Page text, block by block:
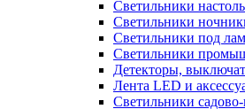
Светильники
Светильники
Светильники под
Светильники
Детекторы,
Лента LED и
Светильники